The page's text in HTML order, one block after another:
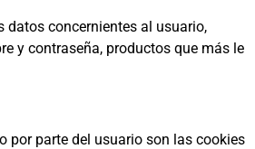
datos concernientes al usuario,
y contraseña, productos que más le
por parte del usuario son las cookies